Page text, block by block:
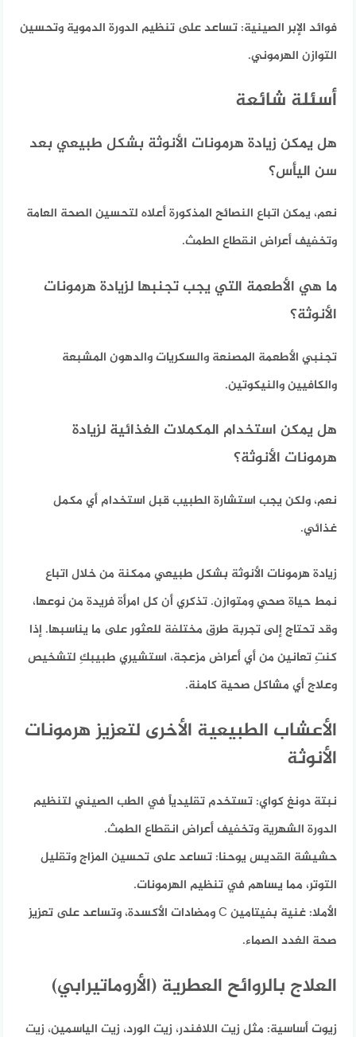
فوائد الإبر الصينية: تساعد على تنظيم الدورة الدموية وتحسين
التوازن الهرموني.
أسئلة شائعة
هل يمكن زيادة هرمونات الأنوثة بشكل طبيعي بعد
سن اليأس؟
نعم، يمكن اتباع النصائح المذكورة أعلاه لتحسين الصحة العامة
وتخفيف أعراض انقطاع الطمث.
ما هي الأطعمة التي يجب تجنبها لزيادة هرمونات
الأنوثة؟
تجنبي الأطعمة المصنعة والسكريات والدهون المشبعة
والكافيين والنيكوتين.
هل يمكن استخدام المكملات الغذائية لزيادة
هرمونات الأنوثة؟
نعم، ولكن يجب استشارة الطبيب قبل استخدام أي مكمل
غذائي.
زيادة هرمونات الأنوثة بشكل طبيعي ممكنة من خلال اتباع
نمط حياة صحي ومتوازن. تذكري أن كل امرأة فريدة من نوعها،
وقد تحتاج إلى تجربة طرق مختلفة للعثور على ما يناسبها. إذا
كنتِ تعانين من أي أعراض مزعجة، استشيري طبيبكِ لتشخيص
وعلاج أي مشاكل صحية كامنة.
الأعشاب الطبيعية الأخرى لتعزيز هرمونات
الأنوثة
نبتة دونغ كواي: تستخدم تقليدياً في الطب الصيني لتنظيم
الدورة الشهرية وتخفيف أعراض انقطاع الطمث.
حشيشة القديس يوحنا: تساعد على تحسين المزاج وتقليل
التوتر، مما يساهم في تنظيم الهرمونات.
الأملا:
غنية بفيتامين C ومضادات الأكسدة، وتساعد على تعزيز
صحة الغدد الصماء.
العلاج بالروائح العطرية (الأروماتيرابي)
زيوت أساسية: مثل زيت اللافندر، زيت الورد، زيت الياسمين، زيت